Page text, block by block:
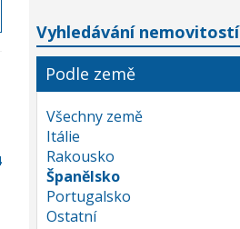
Vyhledávání nemovitostí
Podle země
Všechny země
Itálie
Rakousko
Španělsko
Portugalsko
Ostatní